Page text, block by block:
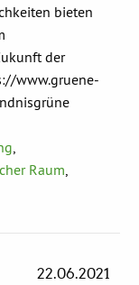
bieten
der
www.gruene-
,
Raum,
22.06.2021